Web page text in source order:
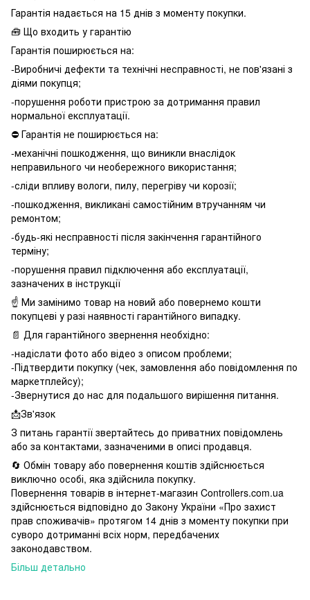
Гарантія надається на 15 днів з моменту покупки.
🧰 Що входить у гарантію
Гарантія поширюється на:
-Виробничі дефекти та технічні несправності, не пов'язані з
діями покупця;
-порушення роботи пристрою за дотримання правил
нормальної експлуатації.
⛔️ Гарантія не поширюється на:
-механічні пошкодження, що виникли внаслідок
неправильного чи необережного використання;
-сліди впливу вологи, пилу, перегріву чи корозії;
-пошкодження, викликані самостійним втручанням чи
ремонтом;
-будь-які несправності після закінчення гарантійного
терміну;
-порушення правил підключення або експлуатації,
зазначених в інструкції
☝️ Ми замінимо товар на новий або повернемо кошти
покупцеві у разі наявності гарантійного випадку.
📄 Для гарантійного звернення необхідно:
-надіслати фото або відео з описом проблеми;
-Підтвердити покупку (чек, замовлення або повідомлення по
маркетплейсу);
-Звернутися до нас для подальшого вирішення питання.
📩Зв'язок
З питань гарантії звертайтесь до приватних повідомлень
або за контактами, зазначеними в описі продавця.
🔄 Обмін товару або повернення коштів здійснюється
виключно особі, яка здійснила покупку.
Повернення товарів в інтернет-магазин Controllers.com.ua
здійснюється відповідно до Закону України «Про захист
прав споживачів» протягом 14 днів з моменту покупки при
суворо дотриманні всіх норм, передбачених
законодавством.
Більш детально